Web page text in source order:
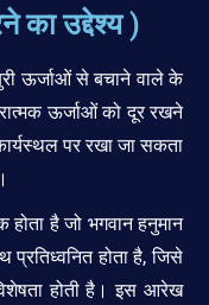
का उद्देश्य )
ऊर्जाओं से बचाने वाले के
ऊर्जाओं को दूर रखने
पर रखा जा सकता
है जो भगवान हनुमान
होता है, जिसे
होती है। इस आरेख